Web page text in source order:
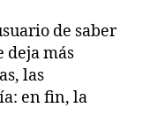
de saber
deja más
las
en fin, la